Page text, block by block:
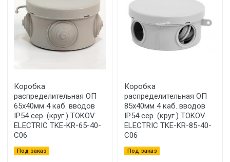
Коробка
распределительная ОП
65х40мм 4 каб. вводов
IP54 сер. (круг.) TOKOV
ELECTRIC TKE-KR-65-40-
C06
Под заказ
Коробка
распределительная ОП
85х40мм 4 каб. вводов
IP54 сер. (круг.) TOKOV
ELECTRIC TKE-KR-85-40-
C06
Под заказ